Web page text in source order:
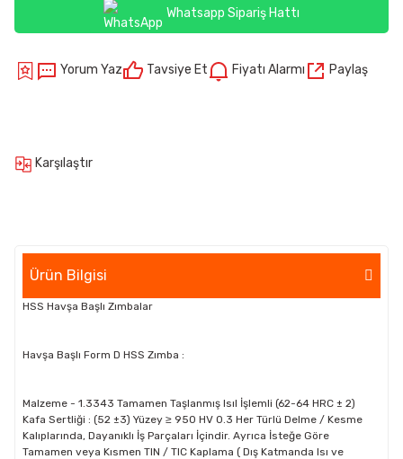
Whatsapp Sipariş Hattı
Yorum Yaz Tavsiye Et Fiyatı Alarmı Paylaş
Karşılaştır
Ürün Bilgisi
HSS Havşa Başlı Zımbalar
Havşa Başlı Form D HSS Zımba :
Malzeme - 1.3343 Tamamen Taşlanmış Isıl İşlemli (62-64 HRC ± 2)
Kafa Sertliği : (52 ±3) Yüzey ≥ 950 HV 0.3 Her Türlü Delme / Kesme
Kalıplarında, Dayanıklı İş Parçaları İçindir. Ayrıca İsteğe Göre
Tamamen veya Kısmen TIN / TIC Kaplama ( Dış Katmanda Isı ve